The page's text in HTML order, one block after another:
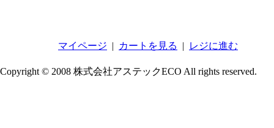
マイページ | カートを見る | レジに進む
Copyright © 2008 株式会社アステックECO All rights reserved.